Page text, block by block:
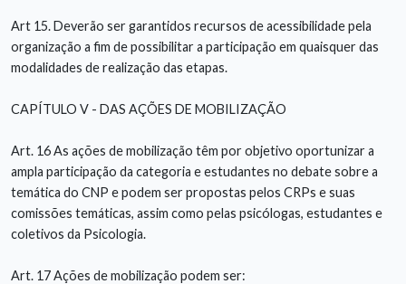
Art 15. Deverão ser garantidos recursos de acessibilidade pela
organização a fim de possibilitar a participação em quaisquer das
modalidades de realização das etapas.
CAPÍTULO V - DAS AÇÕES DE MOBILIZAÇÃO
Art. 16 As ações de mobilização têm por objetivo oportunizar a
ampla participação da categoria e estudantes no debate sobre a
temática do CNP e podem ser propostas pelos CRPs e suas
comissões temáticas, assim como pelas psicólogas, estudantes e
coletivos da Psicologia.
Art. 17 Ações de mobilização podem ser: